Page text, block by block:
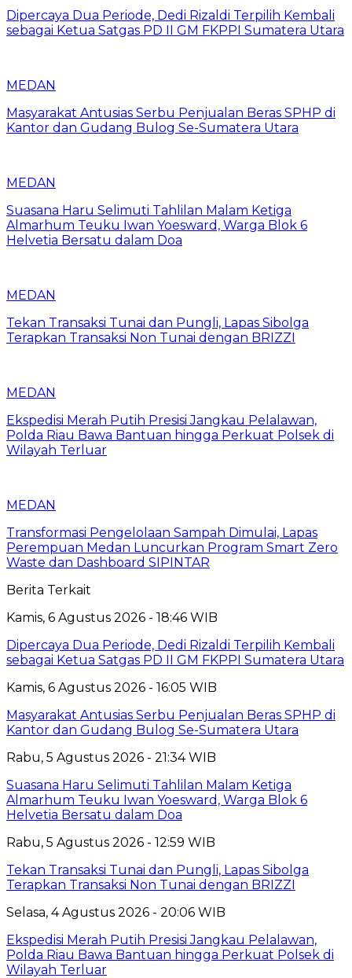
Dipercaya Dua Periode, Dedi Rizaldi Terpilih Kembali
sebagai Ketua Satgas PD II GM FKPPI Sumatera Utara
MEDAN
Masyarakat Antusias Serbu Penjualan Beras SPHP di
Kantor dan Gudang Bulog Se-Sumatera Utara
MEDAN
Suasana Haru Selimuti Tahlilan Malam Ketiga
Almarhum Teuku Iwan Yoesward, Warga Blok 6
Helvetia Bersatu dalam Doa
MEDAN
Tekan Transaksi Tunai dan Pungli, Lapas Sibolga
Terapkan Transaksi Non Tunai dengan BRIZZI
MEDAN
Ekspedisi Merah Putih Presisi Jangkau Pelalawan,
Polda Riau Bawa Bantuan hingga Perkuat Polsek di
Wilayah Terluar
MEDAN
Transformasi Pengelolaan Sampah Dimulai, Lapas
Perempuan Medan Luncurkan Program Smart Zero
Waste dan Dashboard SIPINTAR
Berita Terkait
Kamis, 6 Agustus 2026 - 18:46 WIB
Dipercaya Dua Periode, Dedi Rizaldi Terpilih Kembali
sebagai Ketua Satgas PD II GM FKPPI Sumatera Utara
Kamis, 6 Agustus 2026 - 16:05 WIB
Masyarakat Antusias Serbu Penjualan Beras SPHP di
Kantor dan Gudang Bulog Se-Sumatera Utara
Rabu, 5 Agustus 2026 - 21:34 WIB
Suasana Haru Selimuti Tahlilan Malam Ketiga
Almarhum Teuku Iwan Yoesward, Warga Blok 6
Helvetia Bersatu dalam Doa
Rabu, 5 Agustus 2026 - 12:59 WIB
Tekan Transaksi Tunai dan Pungli, Lapas Sibolga
Terapkan Transaksi Non Tunai dengan BRIZZI
Selasa, 4 Agustus 2026 - 20:06 WIB
Ekspedisi Merah Putih Presisi Jangkau Pelalawan,
Polda Riau Bawa Bantuan hingga Perkuat Polsek di
Wilayah Terluar